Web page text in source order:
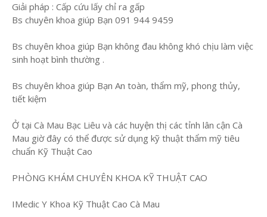
Giải pháp : Cấp cứu lấy chỉ ra gấp
Bs chuyên khoa giúp Bạn 091 944 9459
Bs chuyên khoa giúp Bạn không đau không khó chịu làm việc
sinh hoạt bình thường .
Bs chuyên khoa giúp Bạn An toàn, thẩm mỹ, phong thủy,
tiết kiệm
Ở tại Cà Mau Bạc Liêu và các huyện thị các tỉnh lân cận Cà
Mau giờ đây có thể được sử dụng kỹ thuật thẩm mỹ tiêu
chuẩn Kỹ Thuật Cao
PHÒNG KHÁM CHUYÊN KHOA KỸ THUẬT CAO
IMedic Y Khoa Kỹ Thuật Cao Cà Mau